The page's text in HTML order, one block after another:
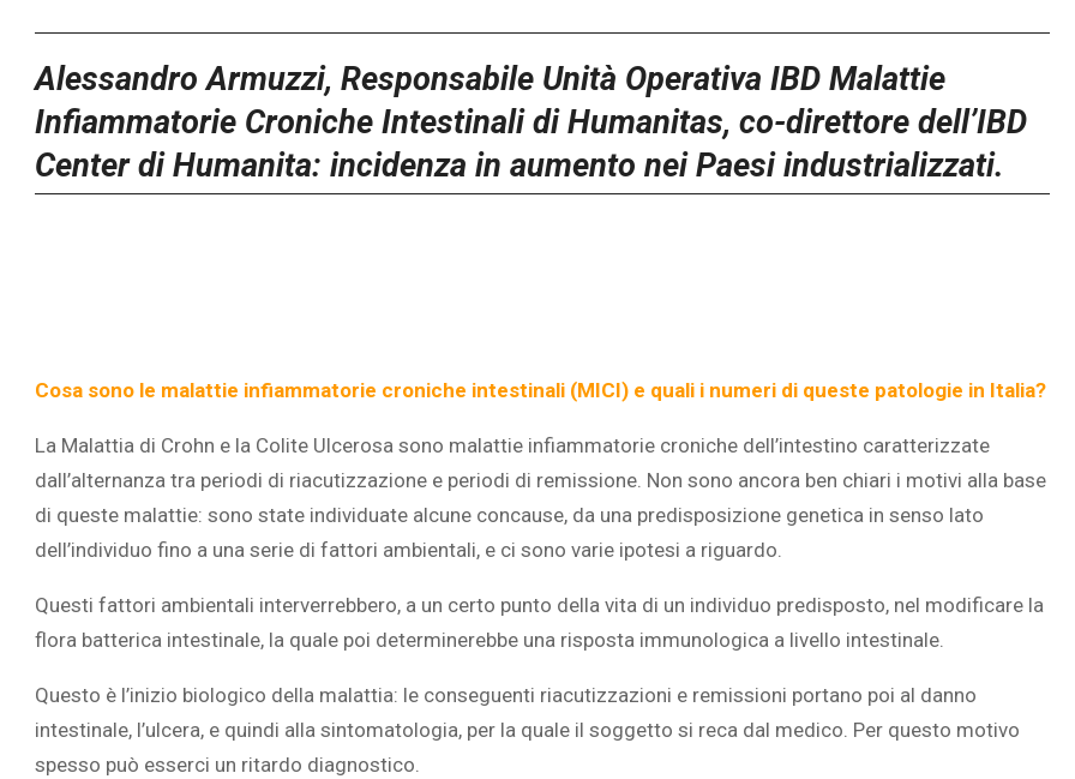
Alessandro Armuzzi, Responsabile Unità Operativa IBD Malattie
Infiammatorie Croniche Intestinali di Humanitas, co-direttore dell’IBD
Center di Humanita: incidenza in aumento nei Paesi industrializzati.
Cosa sono le malattie infiammatorie croniche intestinali (MICI) e quali i numeri di queste patologie in Italia?
La Malattia di Crohn e la Colite Ulcerosa sono malattie infiammatorie croniche dell’intestino caratterizzate
dall’alternanza tra periodi di riacutizzazione e periodi di remissione. Non sono ancora ben chiari i motivi alla base
di queste malattie: sono state individuate alcune concause, da una predisposizione genetica in senso lato
dell’individuo fino a una serie di fattori ambientali, e ci sono varie ipotesi a riguardo.
Questi fattori ambientali interverrebbero, a un certo punto della vita di un individuo predisposto, nel modificare la
flora batterica intestinale, la quale poi determinerebbe una risposta immunologica a livello intestinale.
Questo è l’inizio biologico della malattia: le conseguenti riacutizzazioni e remissioni portano poi al danno
intestinale, l’ulcera, e quindi alla sintomatologia, per la quale il soggetto si reca dal medico. Per questo motivo
spesso può esserci un ritardo diagnostico.
L’ATTIVITÀ CEREBRALE
RIVELA LE MELODIE CHE LE
PERSONE IMMAGINANO
SOVRAPPESO E OBESITÀ
INFANTILE ASSOCIATI AD
ASSENZA DI FIGLI IN ETÀ
ADULTA